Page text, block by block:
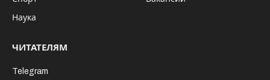
Наука
ЧИТАТЕЛЯМ
Telegram